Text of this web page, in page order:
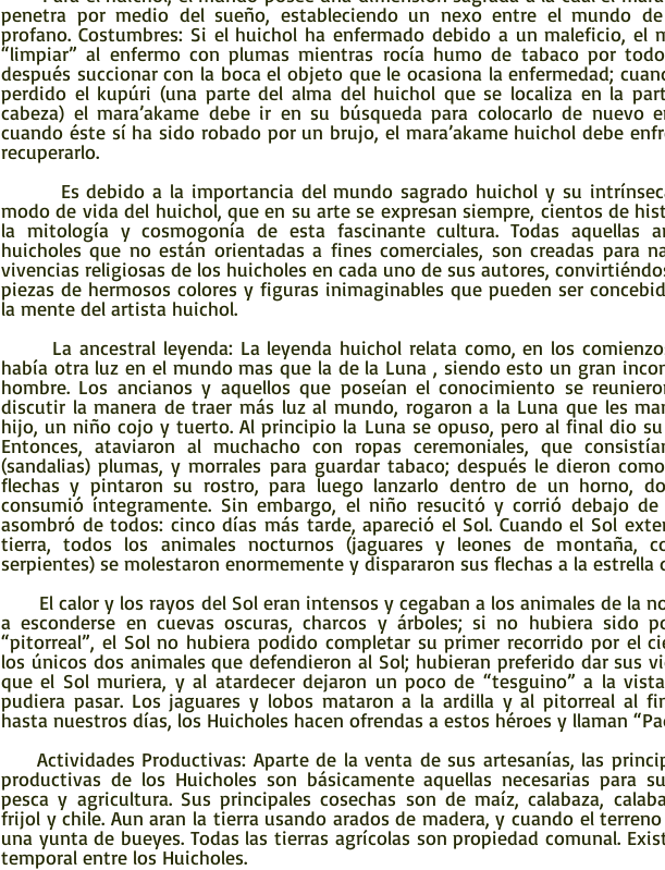
penetra por medio del sueño, estableciendo un nexo entre el mundo
profano. Costumbres: Si el huichol ha enfermado debido a un maleficio, el
“limpiar” al enfermo con plumas mientras rocía humo de tabaco por
después succionar con la boca el objeto que le ocasiona la enfermedad;
perdido el kupúri (una parte del alma del huichol que se localiza en la
cabeza) el mara’akame debe ir en su búsqueda para colocarlo de nuevo
cuando éste sí ha sido robado por un brujo, el mara’akame huichol debe
recuperarlo.
modo de vida del huichol, que en su arte se expresan siempre, cientos de
la mitología y cosmogonía de esta fascinante cultura. Todas aquellas
huicholes que no están orientadas a fines comerciales, son creadas para
vivencias religiosas de los huicholes en cada uno de sus autores,
piezas de hermosos colores y figuras inimaginables que pueden ser
la mente del artista huichol.
había otra luz en el mundo mas que la de la Luna , siendo esto un gran
hombre. Los ancianos y aquellos que poseían el conocimiento se
discutir la manera de traer más luz al mundo, rogaron a la Luna que les
hijo, un niño cojo y tuerto. Al principio la Luna se opuso, pero al final dio
Entonces, ataviaron al muchacho con ropas ceremoniales, que
(sandalias) plumas, y morrales para guardar tabaco; después le dieron
flechas y pintaron su rostro, para luego lanzarlo dentro de un horno,
consumió íntegramente. Sin embargo, el niño resucitó y corrió debajo
asombró de todos: cinco días más tarde, apareció el Sol. Cuando el Sol
tierra, todos los animales nocturnos (jaguares y leones de montaña,
serpientes) se molestaron enormemente y dispararon sus flechas a la estrella
a esconderse en cuevas oscuras, charcos y árboles; si no hubiera sido
“pitorreal”, el Sol no hubiera podido completar su primer recorrido por el
los únicos dos animales que defendieron al Sol; hubieran preferido dar sus
que el Sol muriera, y al atardecer dejaron un poco de “tesguino” a la
pudiera pasar. Los jaguares y lobos mataron a la ardilla y al pitorreal al
hasta nuestros días, los Huicholes hacen ofrendas a estos héroes y llaman
productivas de los Huicholes son básicamente aquellas necesarias para
pesca y agricultura. Sus principales cosechas son de maíz, calabaza,
frijol y chile. Aun aran la tierra usando arados de madera, y cuando el
una yunta de bueyes. Todas las tierras agrícolas son propiedad comunal.
temporal entre los Huicholes.